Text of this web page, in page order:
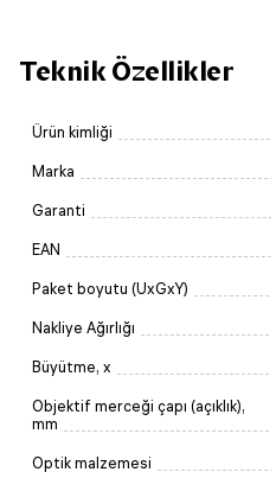
Teknik Özellikler
Ürün kimliği
Marka
Garanti
EAN
Paket boyutu (UxGxY)
Nakliye Ağırlığı
Büyütme, x
Objektif merceği çapı (açıklık),
mm
Optik malzemesi